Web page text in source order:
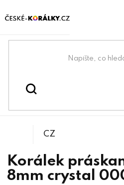
na
Domů
Korálky
Korálek
8mm crystal
CZ